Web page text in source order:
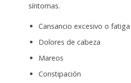
síntomas.
Cansancio excesivo o fatiga
Dolores de cabeza
Mareos
Constipación